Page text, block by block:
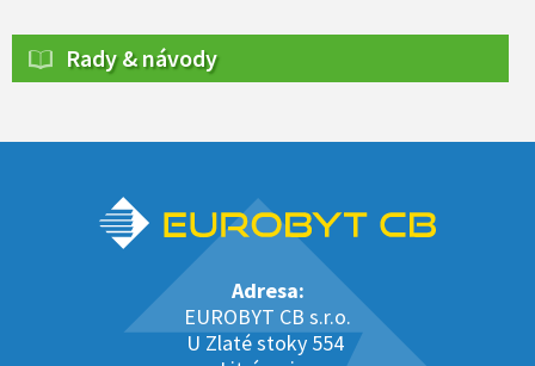
Rady & návody
Adresa:
EUROBYT CB s.r.o.
U Zlaté stoky 554